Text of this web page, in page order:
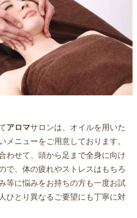
アロマサロンは、オイルを用いた
メニューをご用意しております。
わせて、頭から足まで全身に向け
で、体の疲れやストレスはもちろ
等に悩みをお持ちの方も一度お試
ひとり異なるご要望にも丁寧に対